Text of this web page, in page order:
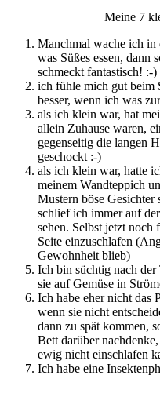
Meine 7
Manchmal wache ich in
was Süßes essen,
schmeckt fantastisch! :-)
ich fühle mich gut beim
besser, wenn ich was
als ich klein war, hat
allein Zuhause waren,
gegenseitig die langen
geschockt :-)
als ich klein war, hatte
meinem Wandteppich
Mustern böse
schlief ich immer auf
sehen. Selbst jetzt noch
Seite einzuschlafen
Gewohnheit blieb)
Ich bin süchtig nach
sie auf Gemüse in
Ich habe eher nicht das
wenn sie nicht
dann zu spät kommen,
Bett darüber
ewig nicht einschlafen
Ich habe eine